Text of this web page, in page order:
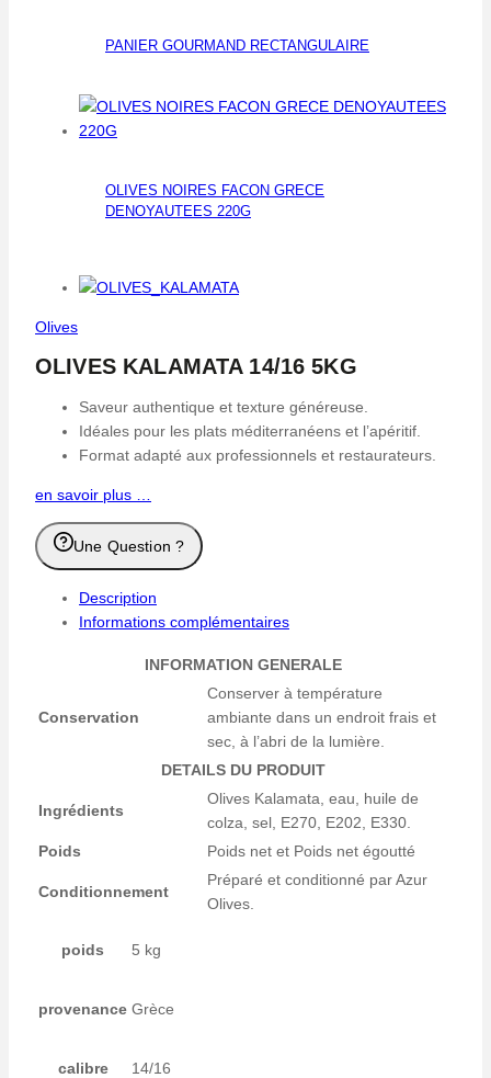
PANIER GOURMAND RECTANGULAIRE
OLIVES NOIRES FACON GRECE
DENOYAUTEES 220G
Olives
OLIVES KALAMATA 14/16 5KG
Saveur authentique et texture généreuse.
Idéales pour les plats méditerranéens et l’apéritif.
Format adapté aux professionnels et restaurateurs.
en savoir plus …
Une Question ?
Description
Informations complémentaires
INFORMATION GENERALE
Conservation
Conserver à température
ambiante dans un endroit frais et
sec, à l’abri de la lumière.
DETAILS DU PRODUIT
Ingrédients
Olives Kalamata, eau, huile de
colza, sel, E270, E202, E330.
Poids
Poids net et Poids net égoutté
Conditionnement
Préparé et conditionné par Azur
Olives.
poids 5 kg
provenance Grèce
calibre 14/16